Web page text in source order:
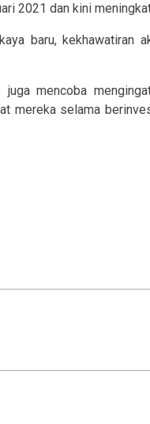
2021 dan kini
baru, kekhawatiran
mencoba
mereka selama